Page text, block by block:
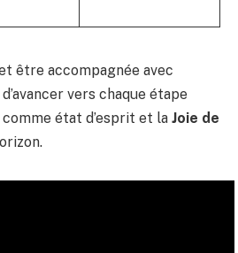
être accompagnée avec
vers chaque étape
comme état d’esprit et la Joie de